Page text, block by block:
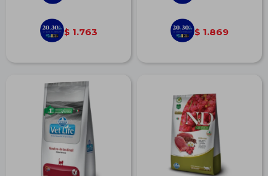
$ 1.763 $ 1.869